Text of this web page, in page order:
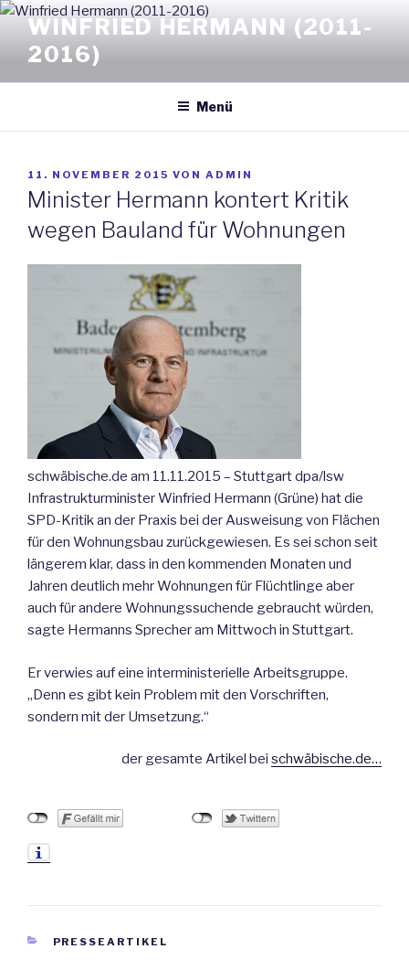
Zum
Inhalt
springen
WINFRIED HERMANN (2011-
2016)
Menü
VERÖFFENTLICHT
AM
11. NOVEMBER 2015 VON ADMIN
Minister Hermann kontert Kritik
wegen Bauland für Wohnungen
schwäbische.de am 11.11.2015 – Stuttgart dpa/lsw
Infrastrukturminister Winfried Hermann (Grüne) hat die
SPD-Kritik an der Praxis bei der Ausweisung von Flächen
für den Wohnungsbau zurückgewiesen. Es sei schon seit
längerem klar, dass in den kommenden Monaten und
Jahren deutlich mehr Wohnungen für Flüchtlinge aber
auch für andere Wohnungssuchende gebraucht würden,
sagte Hermanns Sprecher am Mittwoch in Stuttgart.
Er verwies auf eine interministerielle Arbeitsgruppe.
„Denn es gibt kein Problem mit den Vorschriften,
sondern mit der Umsetzung.“
der gesamte Artikel bei schwäbische.de…
KATEGORIEN
PRESSEARTIKEL